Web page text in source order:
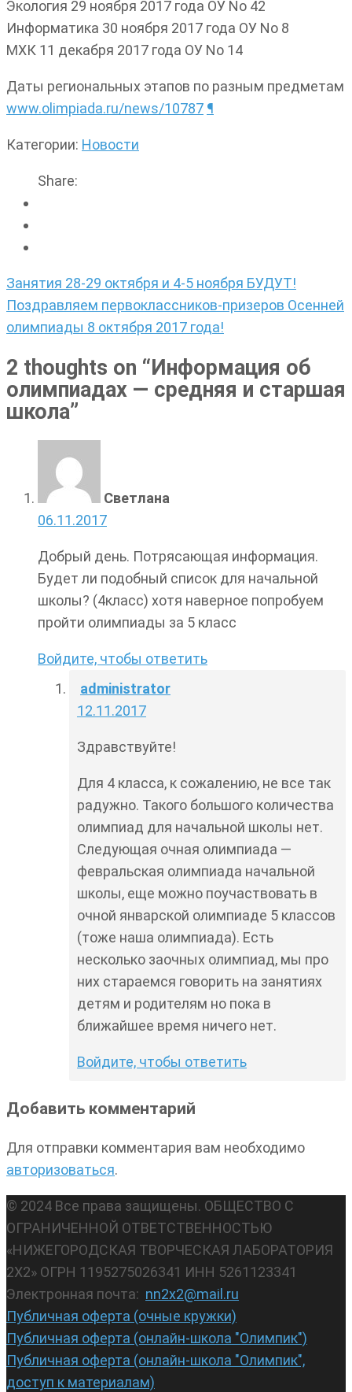
Экология 29 ноября 2017 года ОУ No 42
Информатика 30 ноября 2017 года ОУ No 8
МХК 11 декабря 2017 года ОУ No 14
Даты региональных этапов по разным предметам
www.olimpiada.ru/news/10787 ¶
Категории: Новости
Share:
Навигация
по
записям
Занятия 28-29 октября и 4-5 ноября БУДУТ!
Поздравляем первоклассников-призеров Осенней
олимпиады 8 октября 2017 года!
2 thoughts on “Информация об
олимпиадах — средняя и старшая
школа”
Светлана
06.11.2017
Добрый день. Потрясающая информация.
Будет ли подобный список для начальной
школы? (4класс) хотя наверное попробуем
пройти олимпиады за 5 класс
Войдите, чтобы ответить
administrator
12.11.2017
Здравствуйте!
Для 4 класса, к сожалению, не все так
радужно. Такого большого количества
олимпиад для начальной школы нет.
Следующая очная олимпиада —
февральская олимпиада начальной
школы, еще можно поучаствовать в
очной январской олимпиаде 5 классов
(тоже наша олимпиада). Есть
несколько заочных олимпиад, мы про
них стараемся говорить на занятиях
детям и родителям но пока в
ближайшее время ничего нет.
Войдите, чтобы ответить
Добавить комментарий
Для отправки комментария вам необходимо
авторизоваться.
© 2024 Все права защищены. ОБЩЕСТВО С
ОГРАНИЧЕННОЙ ОТВЕТСТВЕННОСТЬЮ
«НИЖЕГОРОДСКАЯ ТВОРЧЕСКАЯ ЛАБОРАТОРИЯ
2Х2» ОГРН 1195275026341 ИНН 5261123341
Электронная почта: nn2x2@mail.ru
Публичная оферта (очные кружки)
Публичная оферта (онлайн-школа "Олимпик")
Публичная оферта (онлайн-школа "Олимпик",
доступ к материалам)